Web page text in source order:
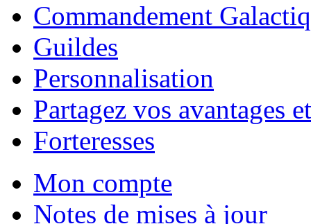
Commandement
Guildes
Personnalisation
Partagez vos avantages
Forteresses
Mon compte
Notes de mises à jour